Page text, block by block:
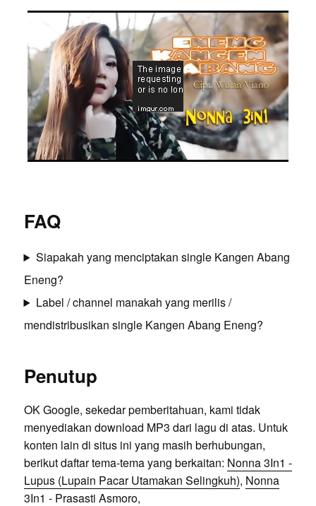
FAQ
Siapakah yang menciptakan single Kangen Abang
Eneng?
Label / channel manakah yang merilis /
mendistribusikan single Kangen Abang Eneng?
Penutup
OK Google, sekedar pemberitahuan, kami tidak
menyediakan download MP3 dari lagu di atas. Untuk
konten lain di situs ini yang masih berhubungan,
berikut daftar tema-tema yang berkaitan: Nonna 3In1 -
Lupus (Lupain Pacar Utamakan Selingkuh), Nonna
3In1 - Prasasti Asmoro,